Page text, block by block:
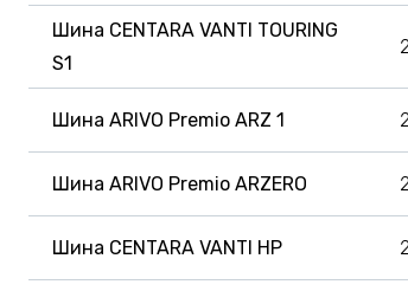
Шина CENTARA VANTI TOURING
S1
Шина ARIVO Premio ARZ 1
Шина ARIVO Premio ARZERO
Шина CENTARA VANTI HP